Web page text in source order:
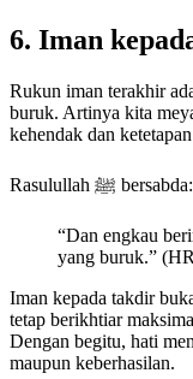
6. Iman
Rukun iman terakhir
buruk. Artinya kita
kehendak dan
Rasulullah ﷺ bersabda:
“Dan engkau
yang buruk.”
Iman kepada takdir
tetap berikhtiar
Dengan begitu, hati
maupun keberhasilan.